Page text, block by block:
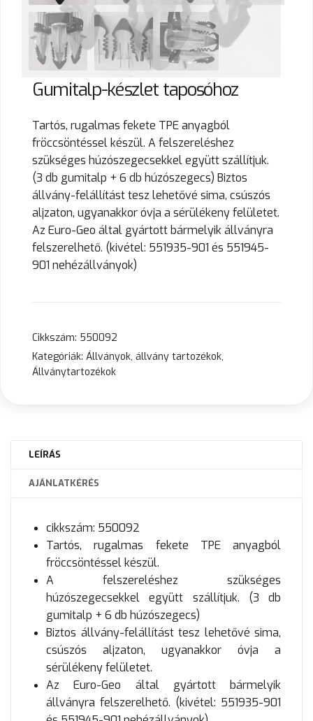
Gumitalp-készlet taposóhoz
Tartós, rugalmas fekete TPE anyagból
fröccsöntéssel készül. A felszereléshez
szükséges húzószegecsekkel együtt szállítjuk.
(3 db gumitalp + 6 db húzószegecs) Biztos
állvány-felállítást tesz lehetővé sima, csúszós
aljzaton, ugyanakkor óvja a sérülékeny felületet.
Az Euro-Geo által gyártott bármelyik állványra
felszerelhető. (kivétel: 551935-901 és 551945-
901 nehézállványok)
Cikkszám: 550092
Kategóriák: Állványok, állvány tartozékok,
Állványtartozékok
LEÍRÁS
AJÁNLATKÉRÉS
cikkszám: 550092
Tartós, rugalmas fekete TPE anyagból
fröccsöntéssel készül.
A felszereléshez szükséges
húzószegecsekkel együtt szállítjuk. (3 db
gumitalp + 6 db húzószegecs)
Biztos állvány-felállítást tesz lehetővé sima,
csúszós aljzaton, ugyanakkor óvja a
sérülékeny felületet.
Az Euro-Geo által gyártott bármelyik
állványra felszerelhető. (kivétel: 551935-901